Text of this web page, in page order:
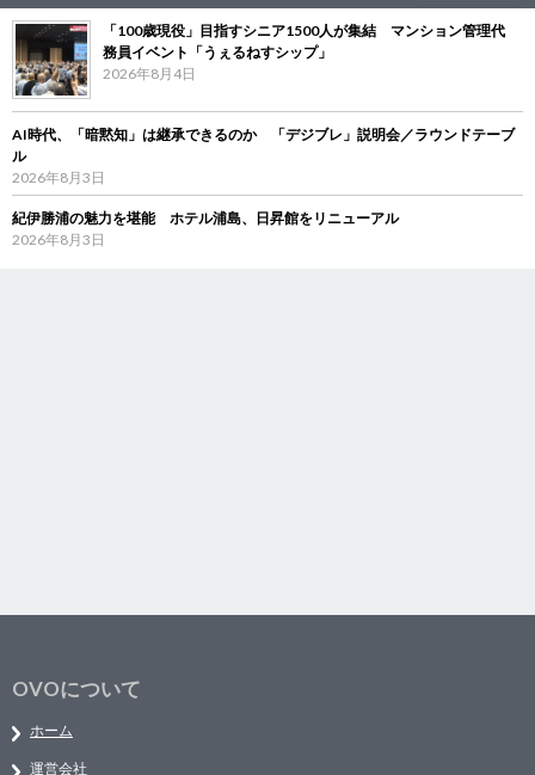
「100歳現役」目指すシニア1500人が集結 マンション管理代
務員イベント「うぇるねすシップ」
2026年8月4日
AI時代、「暗黙知」は継承できるのか 「デジブレ」説明会／ラウンドテーブ
ル
2026年8月3日
紀伊勝浦の魅力を堪能 ホテル浦島、日昇館をリニューアル
2026年8月3日
OVOについて
ホーム
運営会社